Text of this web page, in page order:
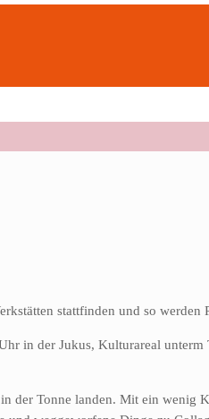
stattfinden und so werden
in der Jukus, Kulturareal unterm
der Tonne landen. Mit ein wenig